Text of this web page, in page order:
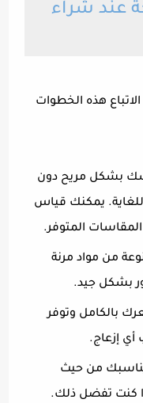
عند شراء
هذه الخطوات
بشكل مريح دون
يمكنك قياس
المتوفر.
من مواد مرنة
بشكل جيد.
بالكامل وتوفر
أي إزعاج.
يناسبك من حيث
كنت تفضل ذلك.